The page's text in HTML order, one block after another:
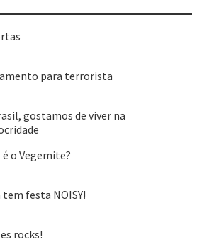
para terrorista
gostamos de viver na
é o Vegemite?
tem festa NOISY!
rocks!